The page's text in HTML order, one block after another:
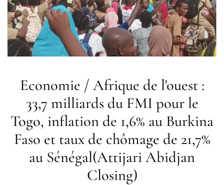
Economie / Afrique de l'ouest :
33,7 milliards du FMI pour le
Togo, inflation de 1,6% au Burkina
Faso et taux de chômage de 21,7%
au Sénégal(Attijari Abidjan
Closing)